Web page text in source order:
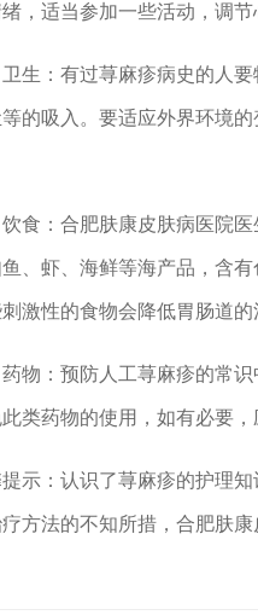
，适当参加一些活动，调节
：有过荨麻疹病史的人要
的吸入。要适应外界环境
：合肥肤康皮肤病医院医
、虾、海鲜等海产品，含
激性的食物会降低胃肠道
：预防人工荨麻疹的常识
类药物的使用，如有必要，
：认识了荨麻疹的护理知
方法的不知所措，合肥肤